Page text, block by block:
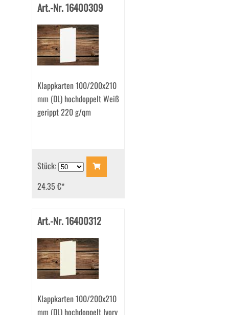
Art.-Nr. 16400309
Klappkarten 100/200x210
mm (DL) hochdoppelt Weiß
gerippt 220 g/qm
Stück:
24.35 €*
Art.-Nr. 16400312
Klappkarten 100/200x210
mm (DL) hochdoppelt Ivory